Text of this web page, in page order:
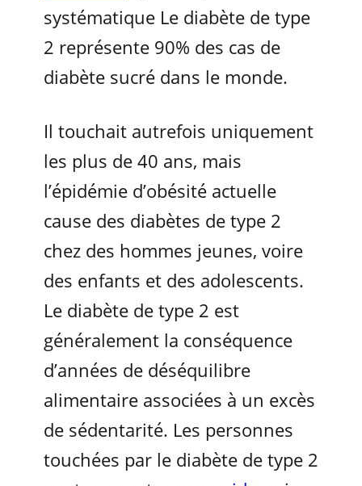
systématique Le diabète de type
2 représente 90% des cas de
diabète sucré dans le monde.
Il touchait autrefois uniquement
les plus de 40 ans, mais
l’épidémie d’obésité actuelle
cause des diabètes de type 2
chez des hommes jeunes, voire
des enfants et des adolescents.
Le diabète de type 2 est
généralement la conséquence
d’années de déséquilibre
alimentaire associées à un excès
de sédentarité. Les personnes
touchées par le diabète de type 2